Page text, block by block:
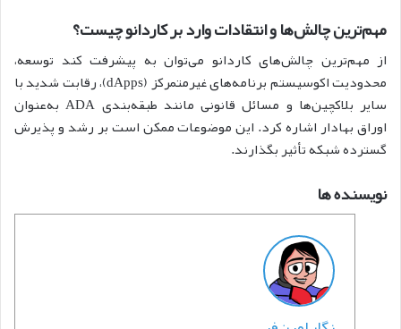
مهم‌ترین چالش‌ها و انتقادات وارد بر کاردانو چیست؟
از مهم‌ترین چالش‌های کاردانو می‌توان به پیشرفت کند توسعه،
محدودیت اکوسیستم برنامه‌های غیرمتمرکز (dApps)، رقابت شدید با
سایر بلاکچین‌ها و مسائل قانونی مانند طبقه‌بندی ADA به‌عنوان
اوراق بهادار اشاره کرد. این موضوعات ممکن است بر رشد و پذیرش
گسترده شبکه تأثیر بگذارند.
نویسنده ها